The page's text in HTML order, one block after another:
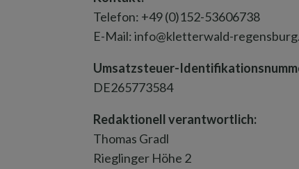
Telefon: +49 (0)152-53606738
E-Mail: info@kletterwald-
Umsatzsteuer-
DE265773584
Redaktionell verantwortlich:
Thomas Gradl
Rieglinger Höhe 2